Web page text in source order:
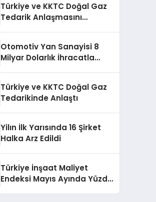
Türkiye ve KKTC Doğal Gaz
Tedarik Anlaşmasını
Otomotiv Yan Sanayisi 8
Milyar Dolarlık İhracatla
Türkiye ve KKTC Doğal Gaz
Tedarikinde Anlaştı
Yilın İlk Yarısında 16 Şirket
Halka Arz Edildi
Türkiye İnşaat Maliyet
Endeksi Mayıs Ayında Yüzde